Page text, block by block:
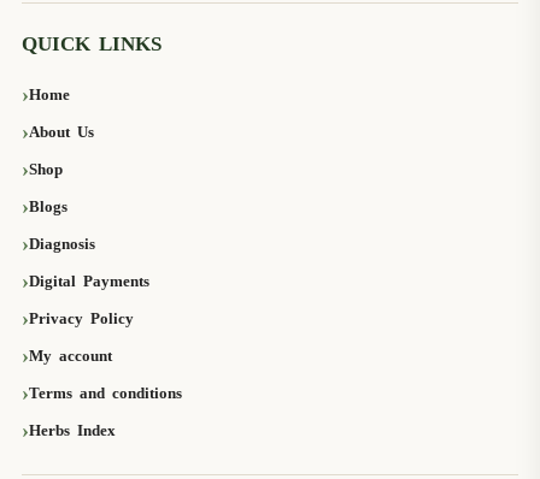
QUICK LINKS
Home
About Us
Shop
Blogs
Diagnosis
Digital Payments
Privacy Policy
My account
Terms and conditions
Herbs Index